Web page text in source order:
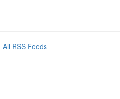
| All RSS Feeds